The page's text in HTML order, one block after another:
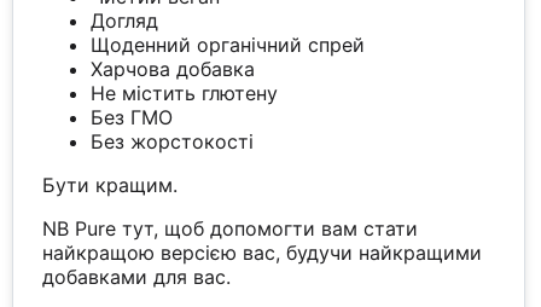
Догляд
Щоденний органічний спрей
Харчова добавка
Не містить глютену
Без ГМО
Без жорстокості
Бути кращим.
NB Pure тут, щоб допомогти вам стати
найкращою версією вас, будучи найкращими
добавками для вас.